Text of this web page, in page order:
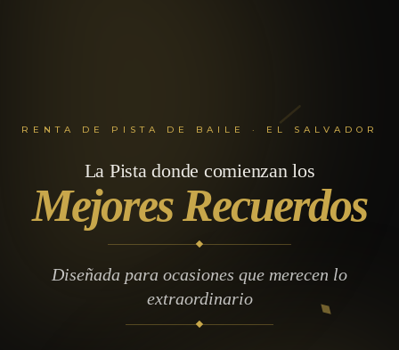
RENTA DE PISTA DE BAILE · EL SALVADOR
La Pista donde comienzan los
Mejores Recuerdos
Diseñada para ocasiones que merecen lo
extraordinario